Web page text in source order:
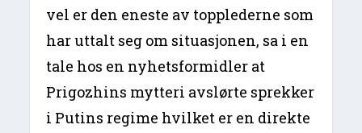
vel er den eneste av topplederne som
har uttalt seg om situasjonen, sa i en
tale hos en nyhetsformidler at
Prigozhins mytteri avslørte sprekker
i Putins regime hvilket er en direkte